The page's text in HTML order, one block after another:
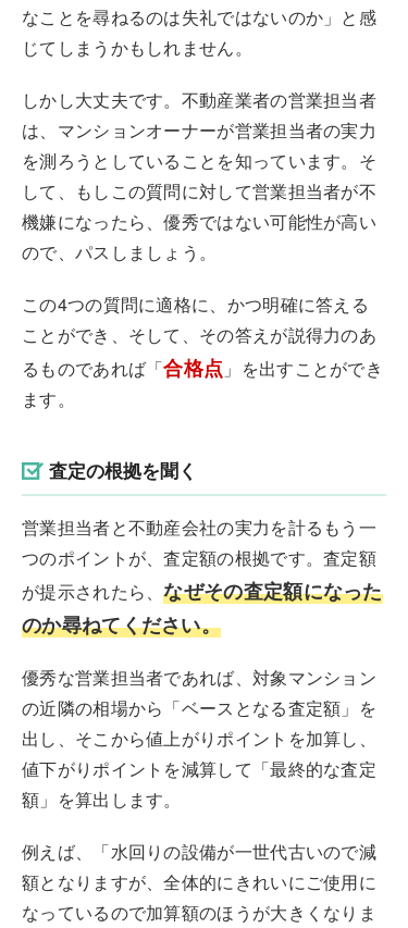
なことを尋ねるのは失礼ではないのか」と感
じてしまうかもしれません。
しかし大丈夫です。不動産業者の営業担当者
は、マンションオーナーが営業担当者の実力
を測ろうとしていることを知っています。そ
して、もしこの質問に対して営業担当者が不
機嫌になったら、優秀ではない可能性が高い
ので、パスしましょう。
この4つの質問に適格に、かつ明確に答える
ことができ、そして、その答えが説得力のあ
るものであれば「合格点 」を出すことができ
ます。
査定の根拠を聞く
営業担当者と不動産会社の実力を計るもう一
つのポイントが、査定額の根拠です。査定額
が提示されたら、なぜその査定額になった
のか尋ねてください。
優秀な営業担当者であれば、対象マンション
の近隣の相場から「ベースとなる査定額」を
出し、そこから値上がりポイントを加算し、
値下がりポイントを減算して「最終的な査定
額」を算出します。
例えば、「水回りの設備が一世代古いので減
額となりますが、全体的にきれいにご使用に
なっているので加算額のほうが大きくなりま